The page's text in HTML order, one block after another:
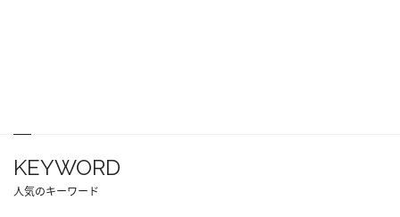
KEYWORD
人気のキーワード